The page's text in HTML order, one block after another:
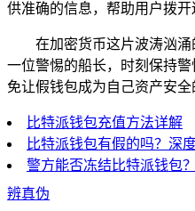
供准确的信息，帮助用户拨开
在加密货币这片波涛汹
一位警惕的船长，时刻保持
免让假钱包成为自己资产安全
比特派钱包充值方法详解
比特派钱包有假的吗？深
警方能否冻结比特派钱包
辨真伪